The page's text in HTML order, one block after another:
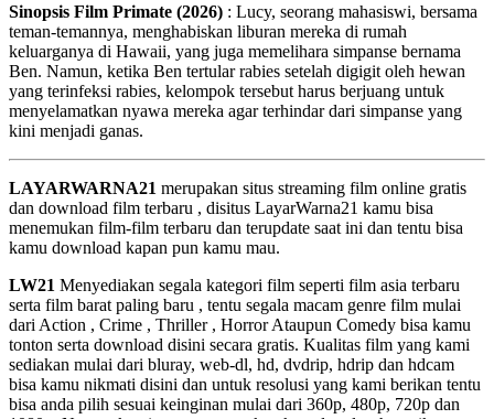
Sinopsis Film Primate (2026) : Lucy, seorang mahasiswi, bersama
teman-temannya, menghabiskan liburan mereka di rumah
keluarganya di Hawaii, yang juga memelihara simpanse bernama
Ben. Namun, ketika Ben tertular rabies setelah digigit oleh hewan
yang terinfeksi rabies, kelompok tersebut harus berjuang untuk
menyelamatkan nyawa mereka agar terhindar dari simpanse yang
kini menjadi ganas.
LAYARWARNA21 merupakan situs streaming film online gratis
dan download film terbaru , disitus LayarWarna21 kamu bisa
menemukan film-film terbaru dan terupdate saat ini dan tentu bisa
kamu download kapan pun kamu mau.
LW21 Menyediakan segala kategori film seperti film asia terbaru
serta film barat paling baru , tentu segala macam genre film mulai
dari Action , Crime , Thriller , Horror Ataupun Comedy bisa kamu
tonton serta download disini secara gratis. Kualitas film yang kami
sediakan mulai dari bluray, web-dl, hd, dvdrip, hdrip dan hdcam
bisa kamu nikmati disini dan untuk resolusi yang kami berikan tentu
bisa anda pilih sesuai keinginan mulai dari 360p, 480p, 720p dan